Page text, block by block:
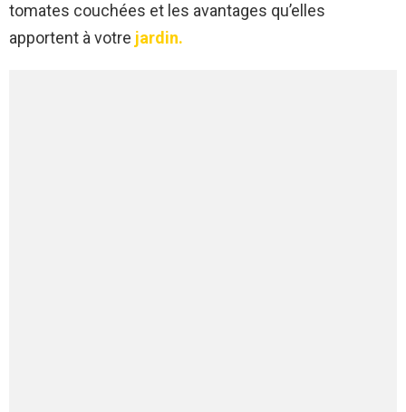
tomates couchées et les avantages qu’elles
apportent à votre jardin.